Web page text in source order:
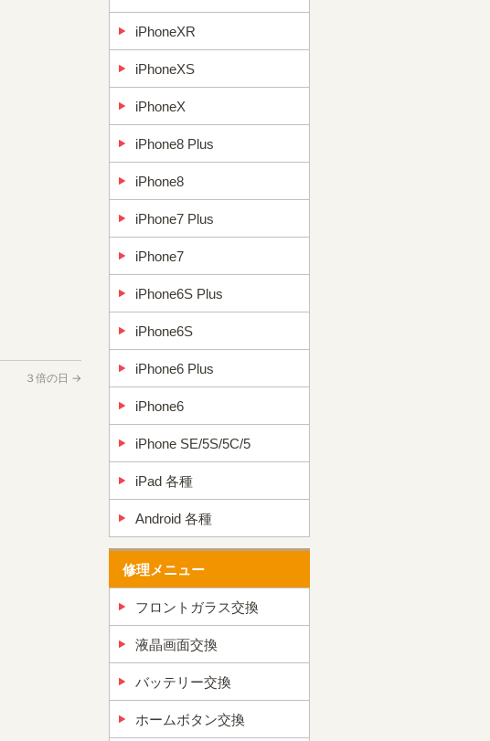
３倍の日 →
iPhoneXR
iPhoneXS
iPhoneX
iPhone8 Plus
iPhone8
iPhone7 Plus
iPhone7
iPhone6S Plus
iPhone6S
iPhone6 Plus
iPhone6
iPhone SE/5S/5C/5
iPad 各種
Android 各種
修理メニュー
フロントガラス交換
液晶画面交換
バッテリー交換
ホームボタン交換